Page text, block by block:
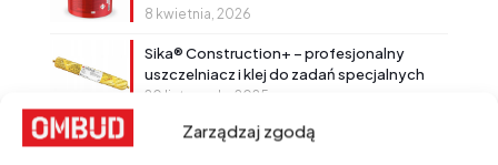
Zarządzaj zgodą
rozwiązanie!
8 kwietnia, 2026
Sika® Construction+ – profesjonalny
uszczelniacz i klej do zadań specjalnych
20 listopada, 2025
Powłoki bitumiczne Sika®